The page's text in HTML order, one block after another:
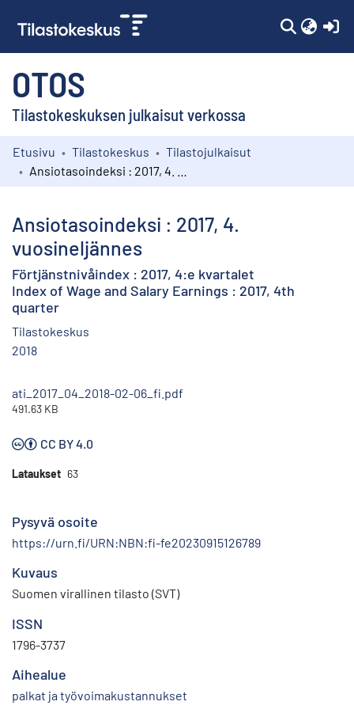
OTOS
Tilastokeskuksen julkaisut verkossa
Kokoelmat
Etusivu Tilastokeskus
Tilastojulkaisut
Ansiotasoindeksi : 2017, 4.
vuosineljännes
Förtjänstnivåindex : 2017, 4:e kvartalet
Index of Wage and Salary Earnings : 2017, 4th
quarter
Tilastokeskus
2018
ati_2017_04_2018-02-06_fi.pdf
491.63 KB
CC BY 4.0
Lataukset 63
Pysyvä osoite
https://urn.fi/URN:NBN:fi-fe20230915126789
Kuvaus
Suomen virallinen tilasto (SVT)
ISSN
1796-3737
Aihealue
palkat ja työvoimakustannukset